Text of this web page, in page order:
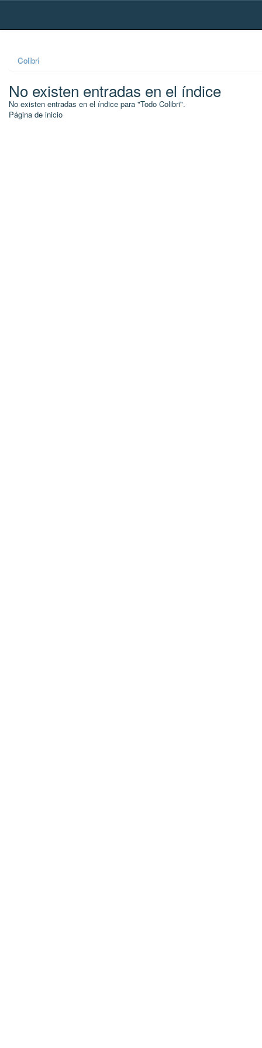
Skip
Colibri
No existen entradas en el índice
No existen entradas en el índice para "Todo Colibri".
Página de inicio